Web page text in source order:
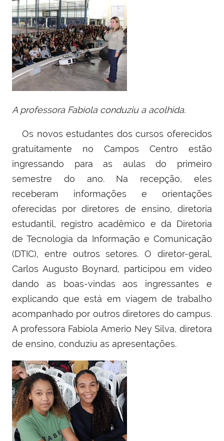
A professora Fabiola conduziu a acolhida.
Os novos estudantes dos cursos oferecidos
gratuitamente no Campos Centro estão
ingressando para as aulas do primeiro
semestre do ano. Na recepção, eles
receberam informações e orientações
oferecidas por diretores de ensino, diretoria
estudantil, registro acadêmico e da Diretoria
de Tecnologia da Informação e Comunicação
(DTIC), entre outros setores. O diretor-geral,
Carlos Augusto Boynard, participou em vídeo
dando as boas-vindas aos ingressantes e
explicando que está em viagem de trabalho
acompanhado por outros diretores do campus.
A professora Fabíola Amerio Ney Silva, diretora
de ensino, conduziu as apresentações.